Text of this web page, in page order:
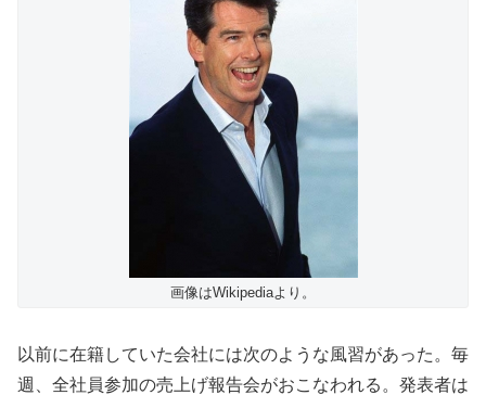
画像はWikipediaより。
以前に在籍していた会社には次のような風習があった。毎
週、全社員参加の売上げ報告会がおこなわれる。発表者は